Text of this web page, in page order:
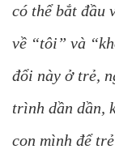
có thể bắt đầu
về “tôi” và
đổi này ở trẻ,
trình dần dần,
con mình để